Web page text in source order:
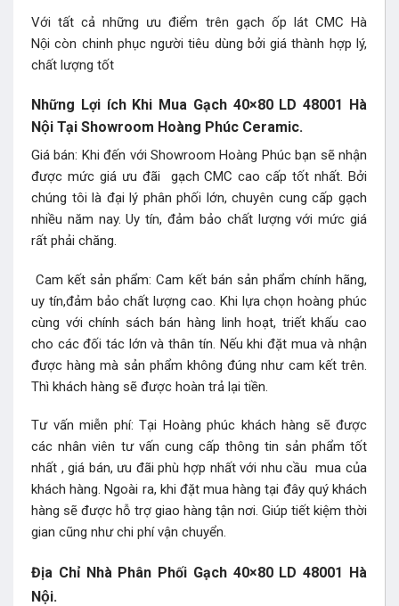
Với tất cả những ưu điểm trên gạch ốp lát CMC Hà
Nội còn chinh phục người tiêu dùng bởi giá thành hợp lý,
chất lượng tốt
Những Lợi ích Khi Mua Gạch 40×80 LD 48001 Hà
Nội Tại Showroom Hoàng Phúc Ceramic.
Giá bán: Khi đến với Showroom Hoàng Phúc bạn sẽ nhận
được mức giá ưu đãi gạch CMC cao cấp tốt nhất. Bởi
chúng tôi là đại lý phân phối lớn, chuyên cung cấp gạch
nhiều năm nay. Uy tín, đảm bảo chất lượng với mức giá
rất phải chăng.
Cam kết sản phẩm: Cam kết bán sản phẩm chính hãng,
uy tín,đảm bảo chất lượng cao. Khi lựa chọn hoàng phúc
cùng với chính sách bán hàng linh hoạt, triết khấu cao
cho các đối tác lớn và thân tín. Nếu khi đặt mua và nhận
được hàng mà sản phẩm không đúng như cam kết trên.
Thì khách hàng sẽ được hoàn trả lại tiền.
Tư vấn miễn phí: Tại Hoàng phúc khách hàng sẽ được
các nhân viên tư vấn cung cấp thông tin sản phẩm tốt
nhất , giá bán, ưu đãi phù hợp nhất với nhu cầu mua của
khách hàng. Ngoài ra, khi đặt mua hàng tại đây quý khách
hàng sẽ được hỗ trợ giao hàng tận nơi. Giúp tiết kiệm thời
gian cũng như chi phí vận chuyển.
Địa Chỉ Nhà Phân Phối Gạch 40×80 LD 48001 Hà
Nội.